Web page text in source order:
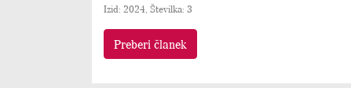
Izid: 2024, Številka: 3
Preberi članek